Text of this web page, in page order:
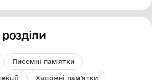
Писемні пам'ятки
Художні пам'ятки